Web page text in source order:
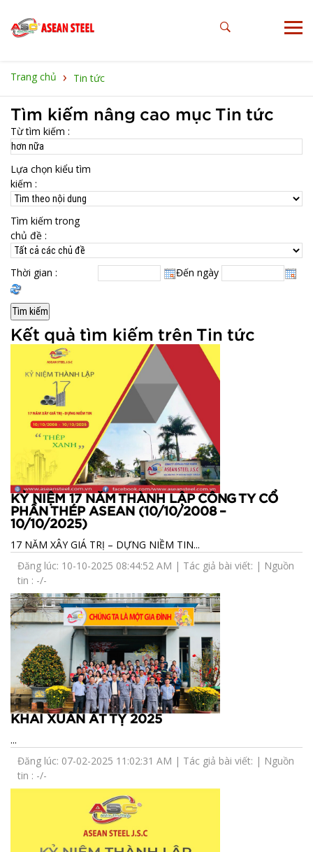
Trang chủ › Tin tức
Tìm kiếm nâng cao mục Tin tức
Từ tìm kiếm :
Lựa chọn kiểu tìm
kiếm :
Tìm kiếm trong
chủ đề :
Thời gian : Đến ngày
Kết quả tìm kiếm trên Tin tức
KỶ NIỆM 17 NĂM THÀNH LẬP CÔNG TY CỔ
PHẦN THÉP ASEAN (10/10/2008 –
10/10/2025)
17 NĂM XÂY GIÁ TRỊ – DỰNG NIỀM TIN...
Đăng lúc: 10-10-2025 08:44:52 AM | Tác giả bài viết: | Nguồn
tin : -/-
KHAI XUÂN ẤT TỴ 2025
...
Đăng lúc: 07-02-2025 11:02:31 AM | Tác giả bài viết: | Nguồn
tin : -/-